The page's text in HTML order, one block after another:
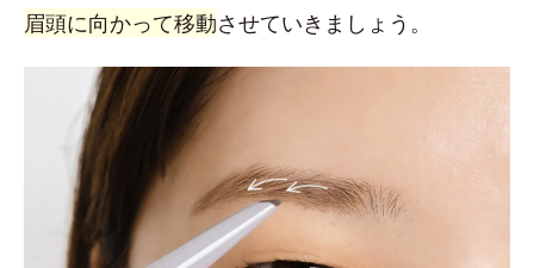
眉頭に向かって移動させていきましょう。